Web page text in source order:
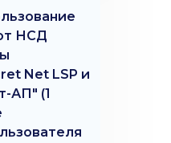
НСД
Net LSP и
АП" (1